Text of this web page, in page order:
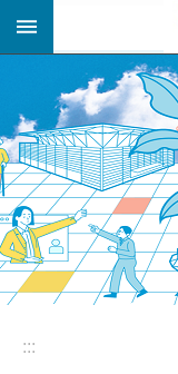
跳到主要內容區塊
:::
:::